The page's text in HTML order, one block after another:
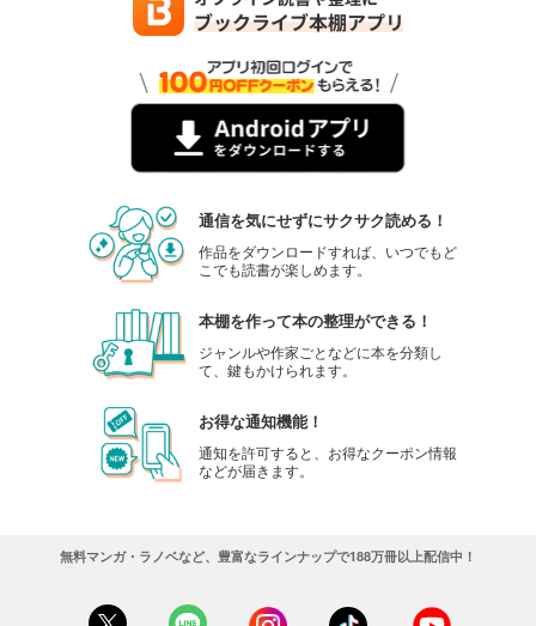
通信を気にせずにサクサク読める！
作品をダウンロードすれば、いつでもど
こでも読書が楽しめます。
本棚を作って本の整理ができる！
ジャンルや作家ごとなどに本を分類し
て、鍵もかけられます。
お得な通知機能！
通知を許可すると、お得なクーポン情報
などが届きます。
無料マンガ・ラノベなど、豊富なラインナップで188万冊以上配信中！